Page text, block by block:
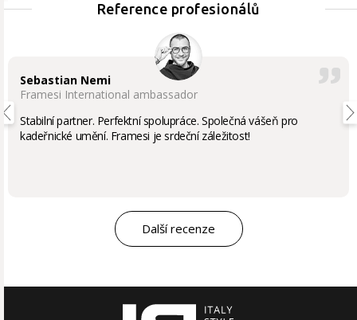
Reference profesionálů
Sebastian Nemi
Framesi International ambassador
Stabilní partner. Perfektní spolupráce. Společná vášeň pro
kadeřnické umění. Framesi je srdeční záležitost!
Další recenze